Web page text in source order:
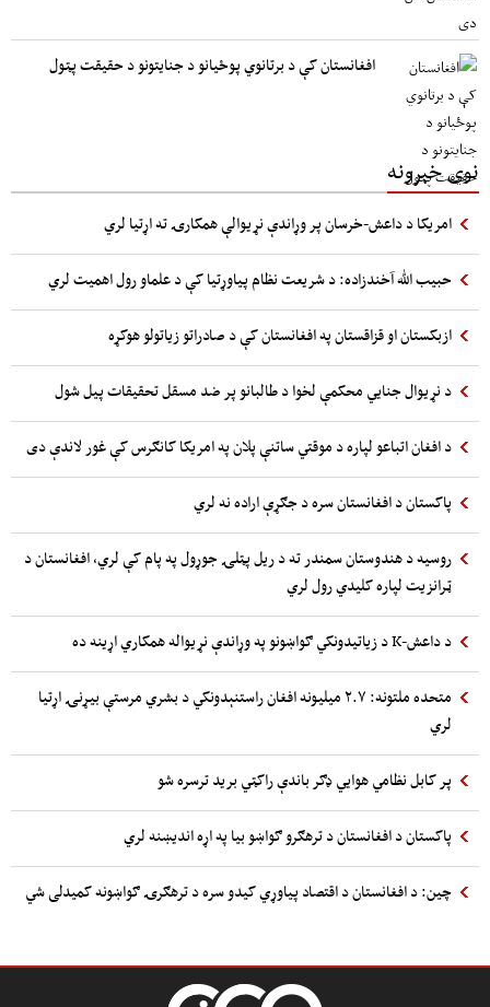
افغانستان کې د برتانوي پوځیانو د جنایتونو د حقیقت پټول
نوی خبرونه
امریکا د داعش-خرسان پر وړاندې نړیوالې همکارۍ ته اړتیا لري
حبیب الله آخندزاده: د شریعت نظام پیاوړتیا کې د علماو رول اهمیت لري
ازبکستان او قزاقستان په افغانستان کې د صادراتو زیاتولو هوکړه
د نړیوال جنایي محکمې لخوا د طالبانو پر ضد مسقل تحقیقات پیل شول
د افغان اتباعو لپاره د موقتي ساتنې پلان په امریکا کانګرس کې غور لاندې دی
پاکستان د افغانستان سره د جګړې اراده نه لري
روسیه د هندوستان سمندر ته د ریل پټلۍ جوړول په پام کې لري، افغانستان د
ټرانزیت لپاره کلیدي رول لري
د داعش-K د زیاتیدونکي ګواښونو په وړاندې نړیواله همکاري اړینه ده
متحده ملتونه: ۲.۷ میلیونه افغان راستنېدونکي د بشري مرستې بیړنۍ اړتیا
لري
پر کابل نظامي هوایي ډګر باندې راکټي برید ترسره شو
پاکستان د افغانستان د ترهګرو ګواښو بیا په اړه اندیښنه لري
چین: د افغانستان د اقتصاد پیاوړي کیدو سره د ترهګرۍ ګواښونه کمیدلی شي